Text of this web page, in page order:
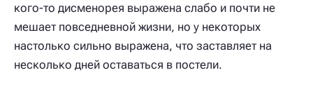
кого-то дисменорея выражена слабо и почти не
мешает повседневной жизни, но у некоторых
настолько сильно выражена, что заставляет на
несколько дней оставаться в постели.